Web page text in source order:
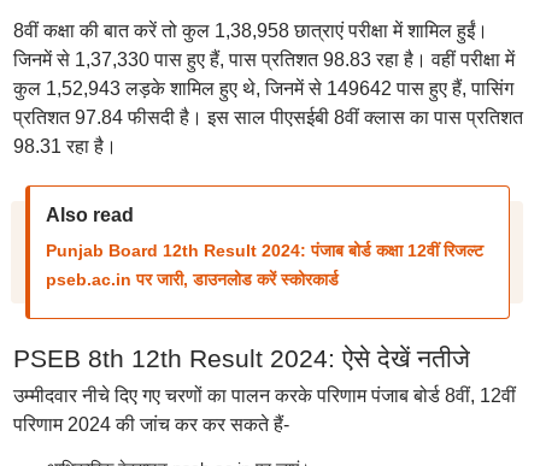
8वीं कक्षा की बात करें तो कुल 1,38,958 छात्राएं परीक्षा में शामिल हुईं।
जिनमें से 1,37,330 पास हुए हैं, पास प्रतिशत 98.83 रहा है। वहीं परीक्षा में
कुल 1,52,943 लड़के शामिल हुए थे, जिनमें से 149642 पास हुए हैं, पासिंग
प्रतिशत 97.84 फीसदी है। इस साल पीएसईबी 8वीं क्लास का पास प्रतिशत
98.31 रहा है।
Also read
Punjab Board 12th Result 2024: पंजाब बोर्ड कक्षा 12वीं रिजल्ट
pseb.ac.in पर जारी, डाउनलोड करें स्कोरकार्ड
PSEB 8th 12th Result 2024: ऐसे देखें नतीजे
उम्मीदवार नीचे दिए गए चरणों का पालन करके परिणाम पंजाब बोर्ड 8वीं, 12वीं
परिणाम 2024 की जांच कर कर सकते हैं-